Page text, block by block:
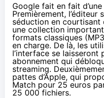
Google fait en fait
Premièrement, l’éditeur
séduction en
une collection
formats classiques
en charge. De là, les
l’interface se
abonnement qui
streaming.
pattes d’Apple, qui
Match pour 25 euros
25 000 fichiers.